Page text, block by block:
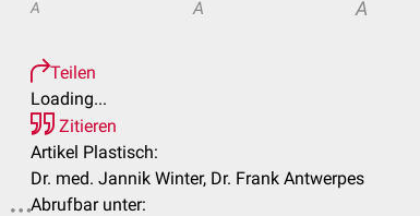
A A A
Teilen
Loading...
Zitieren
Artikel Plastisch:
Dr. med. Jannik Winter, Dr. Frank Antwerpes
Abrufbar unter: